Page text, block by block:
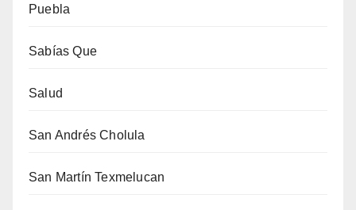
Puebla
Sabías Que
Salud
San Andrés Cholula
San Martín Texmelucan